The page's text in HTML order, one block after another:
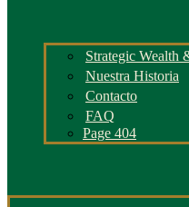
Strategic Wealth
Nuestra Historia
Contacto
FAQ
Page 404